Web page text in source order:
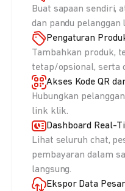
Buat sapaan sendiri,
dan pandu pelanggan
Pengaturan
Tambahkan produk,
tetap/opsional, serta
Akses Kode QR
Hubungkan
link klik.
Dashboard Real-
Lihat seluruh chat,
pembayaran dalam
langsung.
Ekspor Data